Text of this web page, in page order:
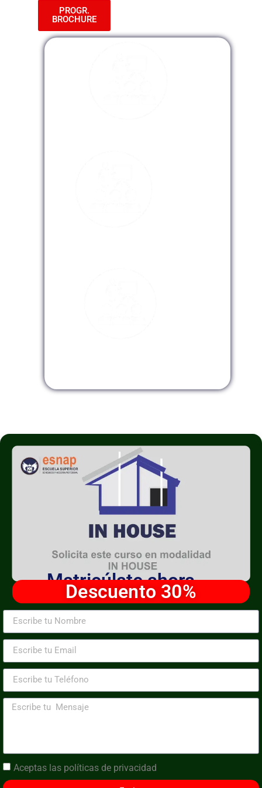
PROGR.
BROCHURE
Matricúlate ahora
Descuento 30%
Aceptas las políticas de privacidad